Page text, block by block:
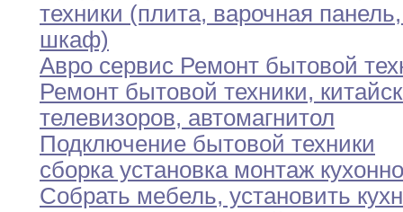
техники (плита, варочная панель,
шкаф)
Авро сервис Ремонт бытовой
Ремонт бытовой техники,
телевизоров, автомагнитол
Подключение бытовой техники
сборка установка монтаж
Собрать мебель, установить